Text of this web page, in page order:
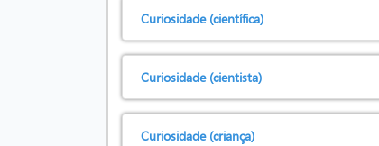
Curiosidade (científica)
Curiosidade (cientista)
Curiosidade (criança)